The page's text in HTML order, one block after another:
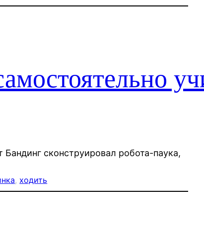
сконструировал робота-паука,
, ходить